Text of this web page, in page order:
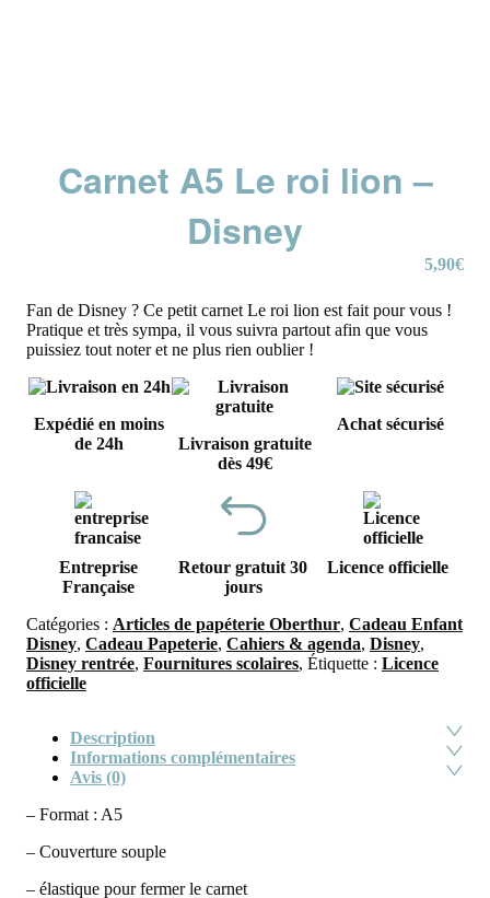
Carnet A5 Le roi lion –
Disney
5,90€
Fan de Disney ? Ce petit carnet Le roi lion est fait pour vous !
Pratique et très sympa, il vous suivra partout afin que vous
puissiez tout noter et ne plus rien oublier !
Expédié en moins
de 24h
Livraison gratuite
dès 49€
Achat sécurisé
Entreprise
Française
Retour gratuit 30
jours
Licence officielle
Catégories : Articles de papéterie Oberthur, Cadeau Enfant
Disney, Cadeau Papeterie, Cahiers & agenda, Disney,
Disney rentrée, Fournitures scolaires, Étiquette : Licence
officielle
Description
Informations complémentaires
Avis (0)
– Format : A5
– Couverture souple
– élastique pour fermer le carnet